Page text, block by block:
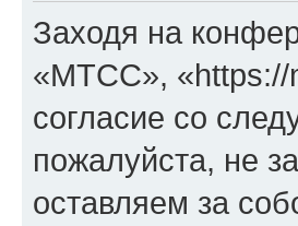
Заходя на
«МТСС», «https://
согласие со
пожалуйста, не
оставляем за